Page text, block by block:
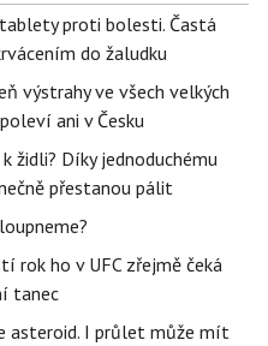
proti bolesti. Častá
do žaludku
výstrahy ve všech velkých
ani v Česku
židli? Díky jednoduchému
přestanou pálit
rok ho v UFC zřejmě čeká
tanec
asteroid. I průlet může mít